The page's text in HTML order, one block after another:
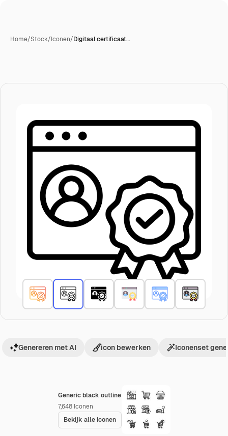
Home/Stock/Iconen/Digitaal certificaat…
Generic black outline
7,648 Iconen
Bekijk alle iconen
Genereren met AI icon bewerken Iconenset